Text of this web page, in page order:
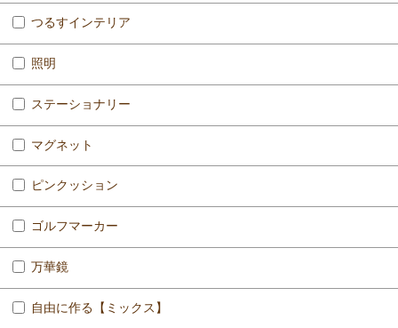
つるすインテリア
照明
ステーショナリー
マグネット
ピンクッション
ゴルフマーカー
万華鏡
自由に作る【ミックス】